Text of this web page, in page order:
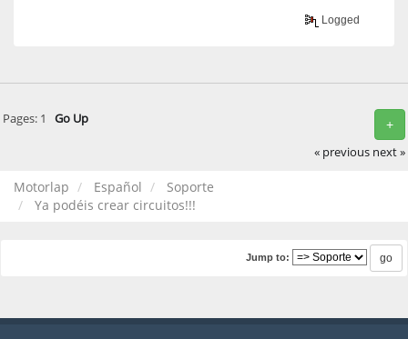
Logged
+
Pages: 1 Go Up
« previous next »
Motorlap Español
Soporte
Ya podéis crear circuitos!!!
Jump to: